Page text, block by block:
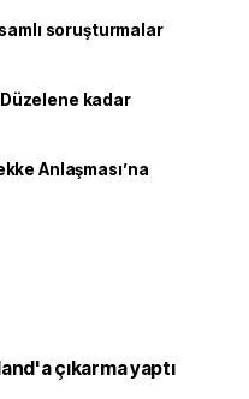
soruşturmalar
kadar
Anlaşması’na
çıkarma yaptı